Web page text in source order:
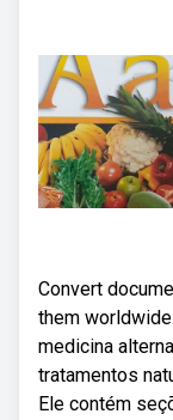
Convert
them
medicina
tratamentos
Ele contém